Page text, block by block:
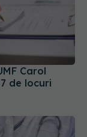
Carol
de locuri